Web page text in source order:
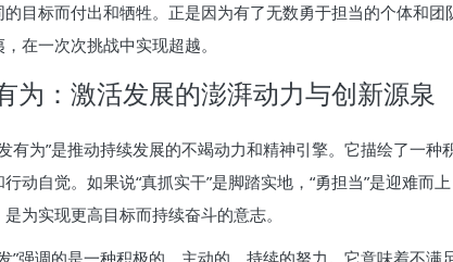
的目标而付出和牺牲。正是因为有了无数勇于担当的个体和
在一次次挑战中实现超越。
为：激活发展的澎湃动力与创新源泉
有为”是推动持续发展的不竭动力和精神引擎。它描绘了一
动自觉。如果说“真抓实干”是脚踏实地，“勇担当”是迎难而
为实现更高目标而持续奋斗的意志。
”强调的是一种积极的、主动的、持续的努力。它意味着不